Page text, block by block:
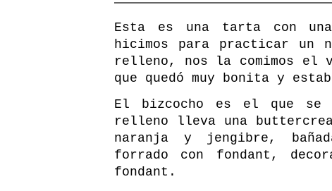
Esta es una tarta con
hicimos para practicar un
relleno, nos la comimos el
que quedó muy bonita y
El bizcocho es el que se
relleno lleva una
naranja y jengibre,
forrado con fondant,
fondant.